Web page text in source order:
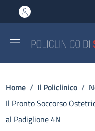
al contenuto principale
to footer content
Briciole di
Home / Il Policlinico /
Il Pronto Soccorso
al Padiglione 4N